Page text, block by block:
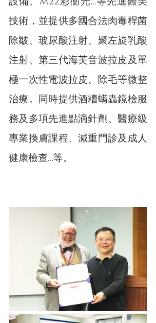
技術，並提供多國合法肉毒桿菌
除皺、玻尿酸注射、聚左旋乳酸
注射、第三代海芙音波拉皮及單
極一次性電波拉皮、除毛等微整
治療。同時提供酒糟螨蟲鏡檢服
務及多項先進點滴針劑、醫療級
專業換膚課程、減重門診及成人
健康檢查…等。